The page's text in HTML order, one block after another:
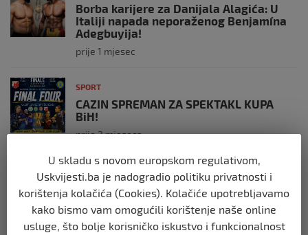
Borba karijere za Danijala Alagića: U
Italiji napada neporaženog Benjamína
Adegbuyija!
prije 1 mjesec
SPORT
CAZIN SPREMAN ZA SPEKTAKL KUPA
BiH!
prije 3 mjeseca
MNK Dječaci sa Une: Ponos Krajine i
drugo mjesto za pamćenje
prije 5 mjeseci
U skladu s novom europskom regulativom,
Uskvijesti.ba je nadogradio politiku privatnosti i
korištenja kolačića (Cookies). Kolačiće upotrebljavamo
kako bismo vam omogućili korištenje naše online
usluge, što bolje korisničko iskustvo i funkcionalnost